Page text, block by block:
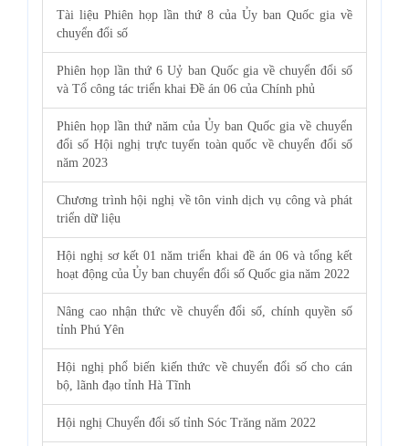
Tài liệu Phiên họp lần thứ 8 của Ủy ban Quốc gia về
chuyển đổi số
Phiên họp lần thứ 6 Uỷ ban Quốc gia về chuyển đổi số
và Tổ công tác triển khai Đề án 06 của Chính phủ
Phiên họp lần thứ năm của Ủy ban Quốc gia về chuyển
đổi số Hội nghị trực tuyến toàn quốc về chuyển đổi số
năm 2023
Chương trình hội nghị về tôn vinh dịch vụ công và phát
triển dữ liệu
Hội nghị sơ kết 01 năm triển khai đề án 06 và tổng kết
hoạt động của Ủy ban chuyển đổi số Quốc gia năm 2022
Nâng cao nhận thức về chuyển đổi số, chính quyền số
tỉnh Phú Yên
Hội nghị phổ biến kiến thức về chuyển đổi số cho cán
bộ, lãnh đạo tỉnh Hà Tĩnh
Hội nghị Chuyển đổi số tỉnh Sóc Trăng năm 2022